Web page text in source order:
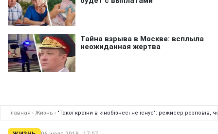
Главная › Жизнь › "Такої країни в кінобізнесі не існує": режисер